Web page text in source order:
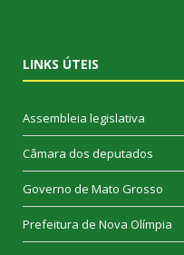
LINKS ÚTEIS
Assembleia legislativa
Câmara dos deputados
Governo de Mato Grosso
Prefeitura de Nova Olímpia